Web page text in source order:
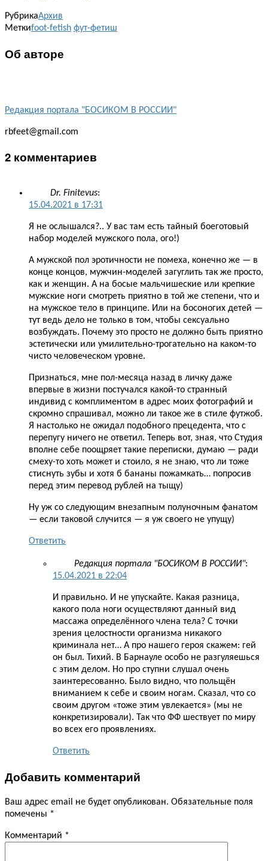
РубрикаАрхив
Меткиfoot-fetish фут-фетиш
Об авторе
Редакция портала "БОСИКОМ В РОССИИ"
rbfeet@gmail.com
2 комментариев
Dr. Finitevus:
15.04.2021 в 17:31
Я не ослышался?.. У вас там есть тайный боеготовый
набор моделей мужского пола, ого!)
А мужской пол эротичности не помеха, конечно же — в
конце концов, мужчин-моделей загуглить так же просто,
как и женщин. А на босые мальчишеские или крепкие
мужские ноги смотреть приятно в той же степени, что и
на мужское тело в принципе. Или на босоногих детей —
тут ведь дело не только в том, чтобы сексуально
возбуждать. Почему это просто не должно быть приятно
эстетически или умилительно-трогательно на каком-то
чисто человеческом уровне.
Признаться, мне пол-месяца назад в личку даже
впервые в жизни постучался какой-то странный
индивид с комплиментом в адрес моих фотографий и
скромно спрашивал, можно ли такое же в стиле футжоб.
Я настолько не ожидал подобного прецедента, что с
перепугу ничего не ответил. Теперь вот, зная, что Студия
вполне себе поощряет такие переписки, думаю — ради
смеху-то хоть может и стоило, я не знаю, что ли тоже
стиснуть зубы и хотя б бананы пожамкать… попросив
перед этим перевод рублей на тыщу)
Ну уж со следующим внезапным полуночным фанатом
— если таковой случится — я уж своего не упущу)
Ответить
Редакция портала "БОСИКОМ В РОССИИ":
15.04.2021 в 22:04
И правильно. И не упускайте. Какая разница,
какого пола ноги осуществляют данный вид
массажа определённого члена тела? С точки
зрения целостности организма никакого
криминала нет… А про нашего героя скажем: гей
он был. Тихий. В Барнауле особо не разгуляешься
с этим делом. Но про ступни слушал очень
заинтересованно. Было видно, что польщён
вниманием к себе и своим ногам. Сказал, что со
своим другом «тоже этим увлекается» (мы не
конкретизировали). Так что ФФ шествует по миру
во всех его проявлениях.
Ответить
Добавить комментарий
Ваш адрес email не будет опубликован. Обязательные поля
помечены *
Комментарий *